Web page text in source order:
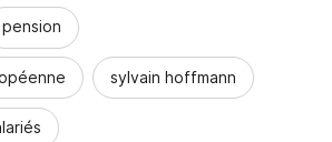
pension
sylvain hoffmann